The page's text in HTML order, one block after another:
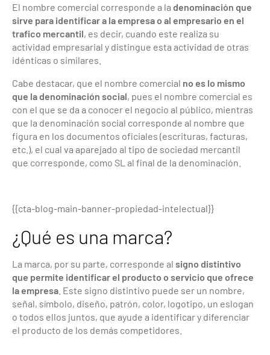
El nombre comercial corresponde a la denominación que
sirve para identificar a la empresa o al empresario en el
trafico mercantil, es decir, cuando este realiza su
actividad empresarial y distingue esta actividad de otras
idénticas o similares.
Cabe destacar, que el nombre comercial no es lo mismo
que la denominación social, pues el nombre comercial es
con el que se da a conocer el negocio al público, mientras
que la denominación social corresponde al nombre que
figura en los documentos oficiales (escrituras, facturas,
etc.), el cual va aparejado al tipo de sociedad mercantil
que corresponde, como SL al final de la denominación.
{{cta-blog-main-banner-propiedad-intelectual}}
¿Qué es una marca?
La marca, por su parte, corresponde al signo distintivo
que permite identificar el producto o servicio que ofrece
la empresa . Este signo distintivo puede ser un nombre,
señal, símbolo, diseño, patrón, color, logotipo, un eslogan
o todos ellos juntos, que ayude a identificar y diferenciar
el producto de los demás competidores.